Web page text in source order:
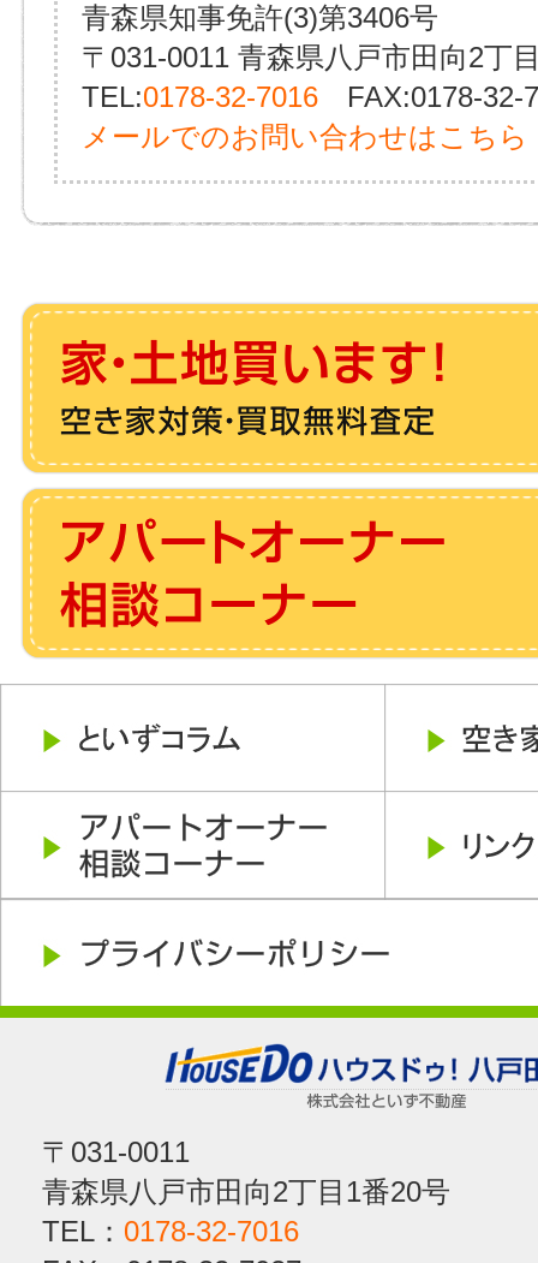
青森県知事免許(3)第3406号
〒031-0011 青森県八戸市田向2丁
TEL:0178-32-7016 FAX:0178-32-
メールでのお問い合わせはこちら
〒031-0011
青森県八戸市田向2丁目1番20号
TEL： 0178-32-7016